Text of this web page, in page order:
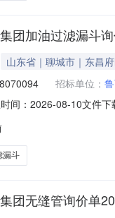
团加油过滤漏斗
山东省｜聊城市｜东昌
招标单位：
间：2026-08-10文件下
漏斗
团无缝管询价单